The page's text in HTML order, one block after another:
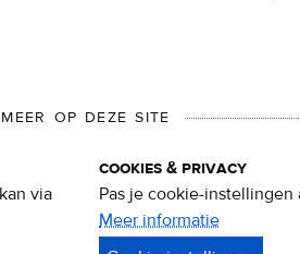
MEER OP DEZE SITE
via
cookies & privacy
Pas je cookie-instellingen
Meer informatie